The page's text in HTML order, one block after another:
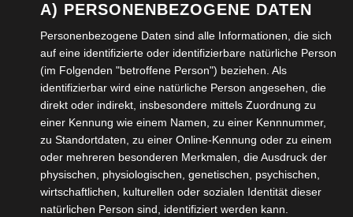
ausgestattet können sich darin auch bis zu sechs
Stahlkugeln befinden und eben die besagte kleine
Zielkugel. Des weiteren reichlich Zubehör, wie z.B.
Maßband zum Messen der Abstände, Magneten zum
Aufheben der Kugel, Zähler auch pointeur genannt,
Handschuhe zum Werfen der Kugeln, Tücher zum
Abputzen der Kugeln und natürlich reichlich Wasser.
Eigentlich soll zu diesem Spiel Rotwein und Pastis
gereicht werden, da wir uns aber in Deutschland
A) PERSONENBEZOGENE DATEN
Personenbezogene Daten sind alle Informationen, die sich
auf eine identifizierte oder identifizierbare natürliche Person
(im Folgenden "betroffene Person") beziehen. Als
identifizierbar wird eine natürliche Person angesehen, die
direkt oder indirekt, insbesondere mittels Zuordnung zu
einer Kennung wie einem Namen, zu einer Kennnummer,
zu Standortdaten, zu einer Online-Kennung oder zu einem
oder mehreren besonderen Merkmalen, die Ausdruck der
physischen, physiologischen, genetischen, psychischen,
wirtschaftlichen, kulturellen oder sozialen Identität dieser
natürlichen Person sind, identifiziert werden kann.